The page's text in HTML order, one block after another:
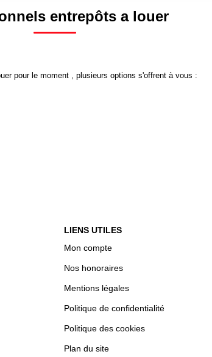
entrepôts a louer
pour le moment , plusieurs options s'offrent à vous :
LIENS UTILES
Mon compte
Nos honoraires
Mentions légales
Politique de confidentialité
Politique des cookies
Plan du site